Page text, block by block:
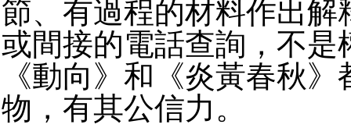
節、有過程的材料作出解
或間接的電話查詢，不是
《動向》和《炎黃春秋
物，有其公信力。